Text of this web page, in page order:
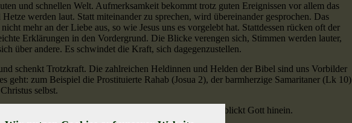
und schnellen Welt. Aufmerksamkeit bekommt trotz guten Ereignissen vor allem das
Hetze werden laut. Statt miteinander zu sprechen, wird übereinander gesprochen. Das
mehr an der Liebe aus, so wie Jesus uns es vorgelebt hat. Stattdessen rücken oft der
Erklärungen in den Vordergrund. Die Blicke verengen sich, Stimmen werden lauter,
über andere. Es schwindet die Kraft, sich dagegenzustellen.
schenkt Trotzkraft. Die zahlreichen Heldinnen und Helden der Bibel sind uns Vorbilder
geht: zum Beispiel die Prostituierte Rahab (Josua 2), der barmherzige Samaritaner (Lk 10)
selbst.
und sieht alle. In das Herz jedes einzelnen Menschen blickt Gott hinein.